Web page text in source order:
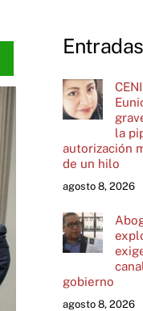
la
autorización
de un hilo
agosto 8, 2026
gobierno
agosto 8, 2026